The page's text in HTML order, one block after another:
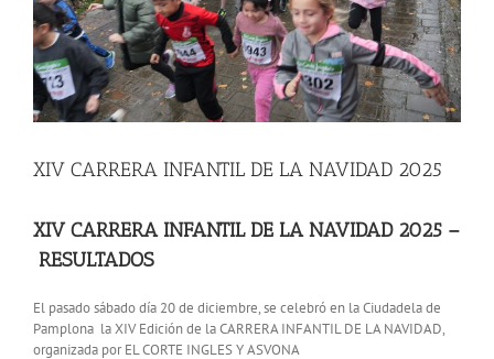
XIV CARRERA INFANTIL DE LA NAVIDAD 2025
XIV CARRERA INFANTIL DE LA NAVIDAD 2025 –
RESULTADOS
El pasado sábado día 20 de diciembre, se celebró en la Ciudadela de
Pamplona la XIV Edición de la CARRERA INFANTIL DE LA NAVIDAD,
organizada por EL CORTE INGLES Y ASVONA